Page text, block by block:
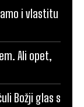
i vlastitu
Ali opet,
Božji glas s